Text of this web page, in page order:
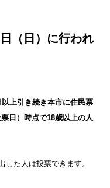
（日）に行われ
上引き続き本市に住民票
日）時点で18歳以上の人
た人は投票できます。